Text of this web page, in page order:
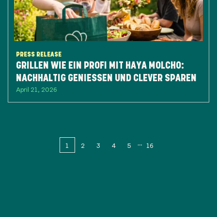
PRESS RELEASE
GRILLEN WIE EIN PROFI MIT HAYA MOLCHO:
NACHHALTIG GENIESSEN UND CLEVER SPAREN
April 21, 2026
1 2 3 4 5 16